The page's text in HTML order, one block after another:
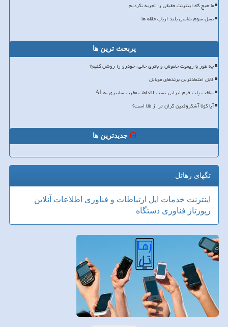
ما هیچ گاه اینترنت حقیقی را تجربه نکردیم
نسل سوم شاسی بلند ارباب حلقه ها
پربحث ترین ها
چه طور با ریموت خاموش و باتری خالی، خودرو را روشن کنیم؟
قابل اعتمادترین برندهای موبایل
ساخت پلت فرم ایرانی تست اقدامات مخرب سایبری به AI
آیا کولا آشکروفتین گران تر از طلا است؟
جدیدترین ها
تگهای رهاتل
اینترنت خدمات اپل ارتباطات و فناوری اطلاعات آنلاین
رپورتاژ فناوری دستگاه